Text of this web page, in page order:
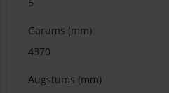
Garums (mm)
4370
Augstums (mm)